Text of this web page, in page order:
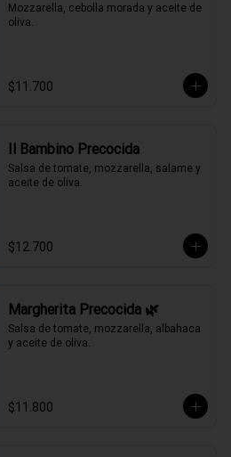
Mozzarella, cebolla morada y aceite de
oliva.
$11.700
Il Bambino Precocida
Salsa de tomate, mozzarella, salame y
aceite de oliva.
$12.700
Margherita Precocida 🌿
Salsa de tomate, mozzarella, albahaca
y aceite de oliva.
$11.800